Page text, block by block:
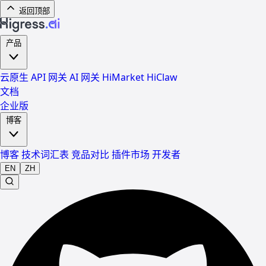
返回顶部
云原生 API 网关 AI 网关 HiMarket HiClaw
文档
企业版
博客技术词汇表 竞品对比 插件市场 开发者
EN ZH